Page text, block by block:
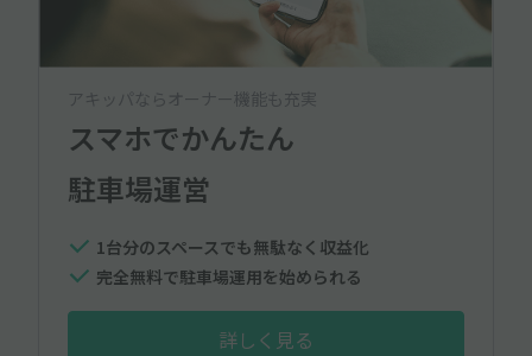
アキッパならオーナー機能も充実
スマホでかんたん
駐車場運営
1台分のスペースでも無駄なく収益化
完全無料で駐車場運用を始められる
詳しく見る